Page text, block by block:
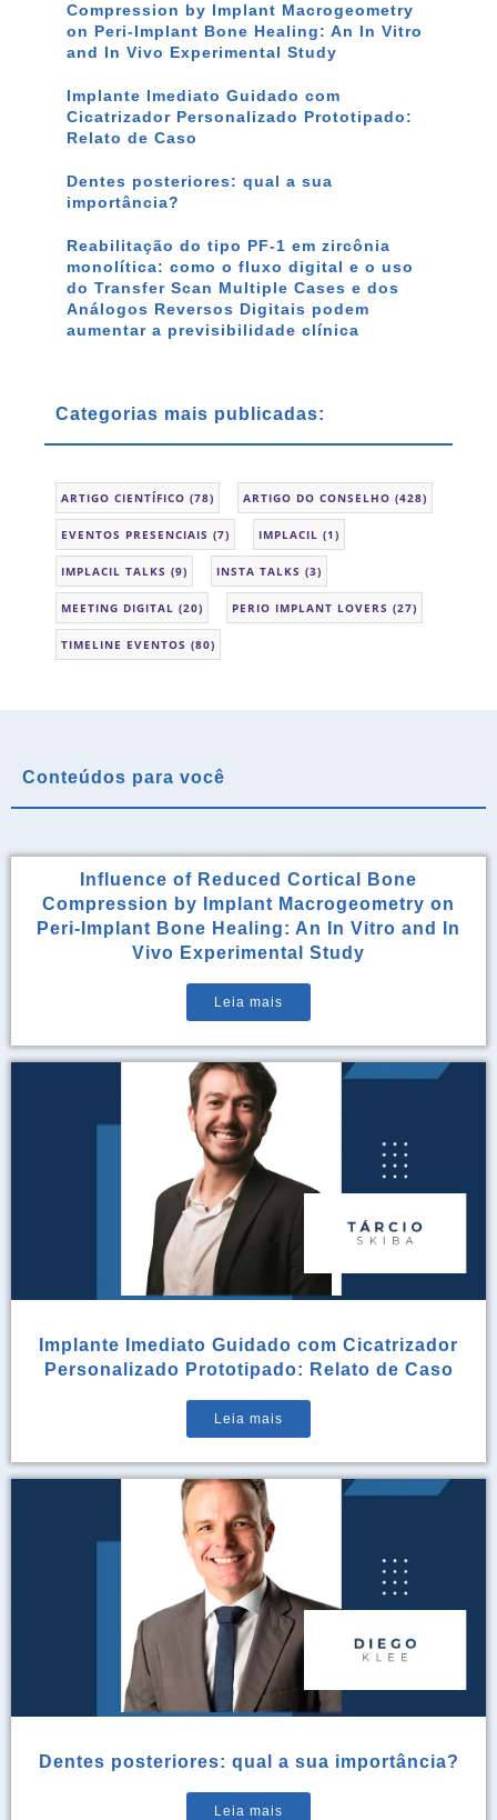
Compression by Implant Macrogeometry
on Peri-Implant Bone Healing: An In Vitro
and In Vivo Experimental Study
Implante Imediato Guidado com
Cicatrizador Personalizado Prototipado:
Relato de Caso
Dentes posteriores: qual a sua
importância?
Reabilitação do tipo PF-1 em zircônia
monolítica: como o fluxo digital e o uso
do Transfer Scan Multiple Cases e dos
Análogos Reversos Digitais podem
aumentar a previsibilidade clínica
Categorias mais publicadas:
ARTIGO CIENTÍFICO (78) ARTIGO DO CONSELHO (428)
EVENTOS PRESENCIAIS (7) IMPLACIL (1)
IMPLACIL TALKS (9) INSTA TALKS (3)
MEETING DIGITAL (20) PERIO IMPLANT LOVERS (27)
TIMELINE EVENTOS (80)
Conteúdos para você
Influence of Reduced Cortical Bone
Compression by Implant Macrogeometry on
Peri-Implant Bone Healing: An In Vitro and In
Vivo Experimental Study
Leia mais
Implante Imediato Guidado com Cicatrizador
Personalizado Prototipado: Relato de Caso
Leia mais
Dentes posteriores: qual a sua importância?
Leia mais